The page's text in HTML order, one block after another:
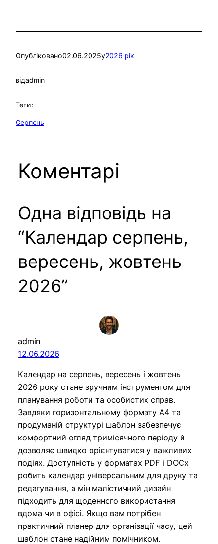
Опубліковано02.06.2025у2026 рік
відadmin
Теги:
Серпень
Коментарі
Одна відповідь на
“Календар серпень,
вересень, жовтень
2026”
admin
12.06.2026
Календар на серпень, вересень і жовтень
2026 року стане зручним інструментом для
планування роботи та особистих справ.
Завдяки горизонтальному формату A4 та
продуманій структурі шаблон забезпечує
комфортний огляд тримісячного періоду й
дозволяє швидко орієнтуватися у важливих
подіях. Доступність у форматах PDF і DOCx
робить календар універсальним для друку та
редагування, а мінімалістичний дизайн
підходить для щоденного використання
вдома чи в офісі. Якщо вам потрібен
практичний планер для організації часу, цей
шаблон стане надійним помічником.